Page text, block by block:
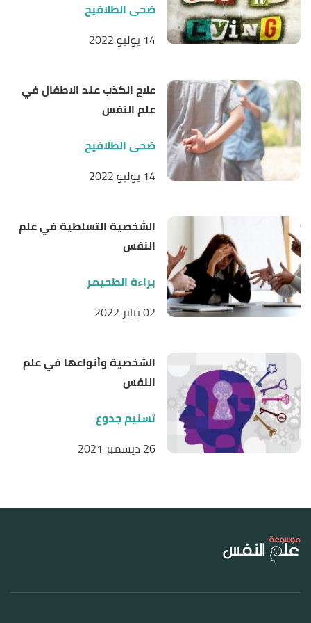
ضحى الطلافيح
14 يوليو 2022
علاج الكذب عند الاطفال في
علم النفس
ضحى الطلافيح
14 يوليو 2022
الشخصية التسلطية في علم
النفس
براءة الطحيمر
02 يناير 2022
الشخصية وأنواعها في علم
النفس
تسنيم جدوع
26 ديسمبر 2021